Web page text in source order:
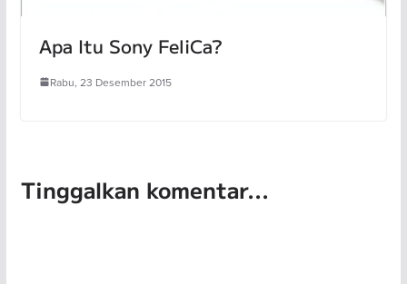
Apa Itu Sony FeliCa?
Rabu, 23 Desember 2015
Tinggalkan komentar...